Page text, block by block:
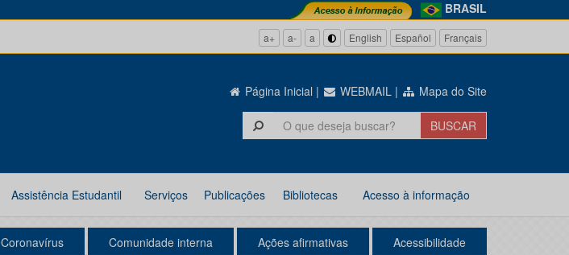
BRASIL
a+ a- a English Español Français
Página Inicial | WEBMAIL | Mapa do Site
Assistência Estudantil Serviços Publicações Bibliotecas Acesso à informação
Coronavírus Comunidade interna Ações afirmativas Acessibilidade